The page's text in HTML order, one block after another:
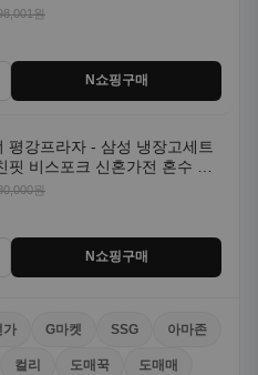
동투입 1등급
원
N쇼핑구매
평강프라자 - 삼성 냉장고세트
핏 비스포크 신혼가전 혼수 입
이트
원
N쇼핑구매
가 G마켓 SSG 아마존
컬리 도매꾹 도매매